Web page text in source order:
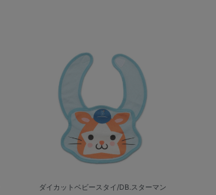
ダイカットベビースタイ/DB.スターマン